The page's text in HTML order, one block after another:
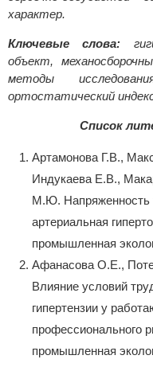
характер.
Ключевые слова:
объект,
методы
ортостатический
Список
Артамонова Г.В.,
Индукаева Е.В.,
М.Ю. Напряженность
артериальная
промышленная
Афанасова О.Е.,
Влияние условий
гипертензии у
профессионального
промышленная